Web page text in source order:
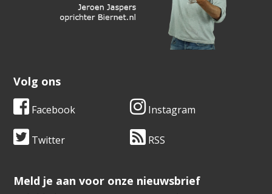
Volg ons
Facebook Instagram
Twitter RSS
​​​​​​​Meld je aan voor onze nieuwsbrief